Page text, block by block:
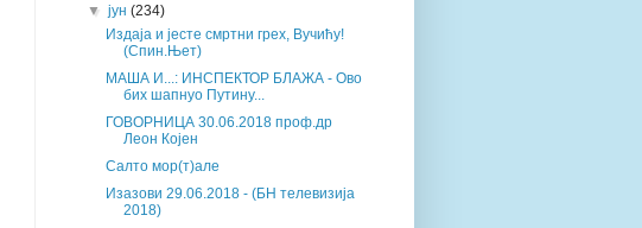
▼јун(234)
Издаја и јесте смртни грех, Вучићу!
(Спин.Њет)
МАША И...: ИНСПЕКТОР БЛАЖА - Ово
бих шапнуо Путину...
ГОВОРНИЦА 30.06.2018 проф.др
Леон Којен
Салто мор(т)але
Изазови 29.06.2018 - (БН телевизија
2018)